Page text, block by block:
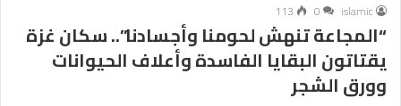
islamic
0
113
“المجاعة تنهش لحومنا وأجسادنا”.. سكان غزة
يقتاتون البقايا الفاسدة وأعلاف الحيوانات
وورق الشجر